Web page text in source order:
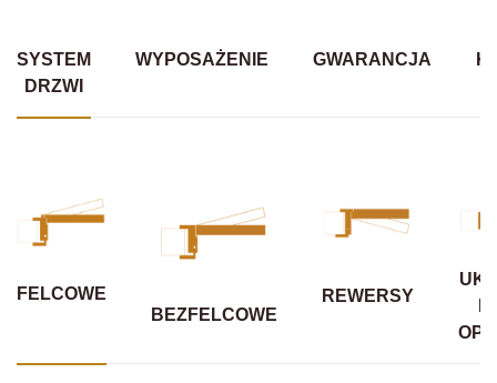
SYSTEM
DRZWI
WYPOSAŻENIE GWARANCJA
FELCOWE
BEZFELCOWE
REWERSY